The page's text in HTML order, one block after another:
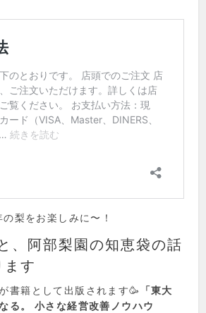
梨をお楽しみに〜！
、阿部梨園の知恵袋の話
ます
書籍として出版されます🥳
「東大
る。 小さな経営改善ノウハウ